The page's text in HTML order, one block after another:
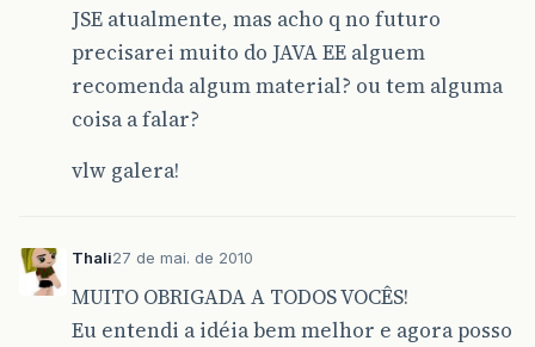
JSE atualmente, mas acho q no futuro
precisarei muito do JAVA EE alguem
recomenda algum material? ou tem alguma
coisa a falar?
vlw galera!
Thali27 de mai. de 2010
MUITO OBRIGADA A TODOS VOCÊS!
Eu entendi a idéia bem melhor e agora posso